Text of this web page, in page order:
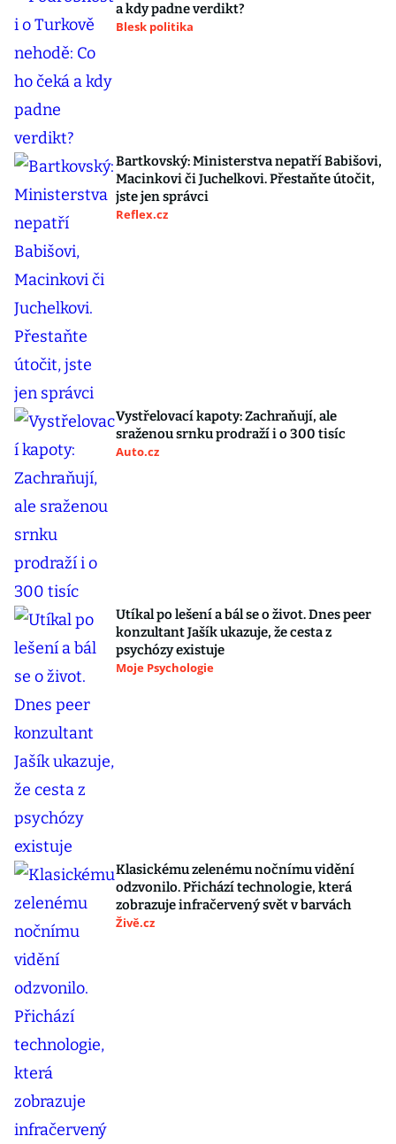
a kdy padne verdikt?
Blesk politika
Bartkovský: Ministerstva nepatří Babišovi,
Macinkovi či Juchelkovi. Přestaňte útočit,
jste jen správci
Reflex.cz
Vystřelovací kapoty: Zachraňují, ale
sraženou srnku prodraží i o 300 tisíc
Auto.cz
Utíkal po lešení a bál se o život. Dnes peer
konzultant Jašík ukazuje, že cesta z
psychózy existuje
Moje Psychologie
Klasickému zelenému nočnímu vidění
odzvonilo. Přichází technologie, která
zobrazuje infračervený svět v barvách
Živě.cz